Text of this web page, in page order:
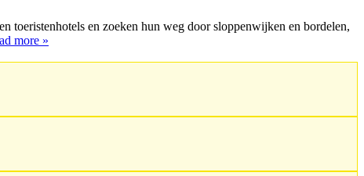
toeristenhotels en zoeken hun weg door sloppenwijken en bordelen,
more »